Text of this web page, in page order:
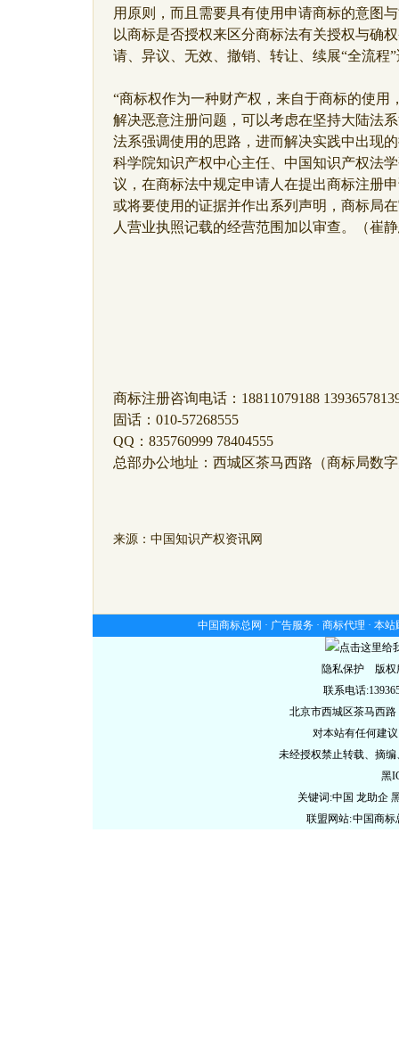
用原则，而且需要具有使用申请商标的意图
以商标是否授权来区分商标法有关授权与确
请、异议、无效、撤销、转让、续展“全流程
“商标权作为一种财产权，来自于商标的使用
解决恶意注册问题，可以考虑在坚持大陆法
法系强调使用的思路，进而解决实践中出现
科学院知识产权中心主任、中国知识产权法
议，在商标法中规定申请人在提出商标注册
或将要使用的证据并作出系列声明，商标局
人营业执照记载的经营范围加以审查。（崔
商标注册咨询电话：18811079188
固话：010-57268555
QQ：835760999 78404555
总部办公地址：西城区茶马西路（商标局数
来源：中国知识产权资讯网
中国商标总网 · 广告服务 · 商标代理 · 本站
隐私保护 版权
联系电话
北京市西城区茶马西
对本站有任何建
未经授权禁止转载、摘
黑
关键词:中国 龙助企
联盟网站:中国商标